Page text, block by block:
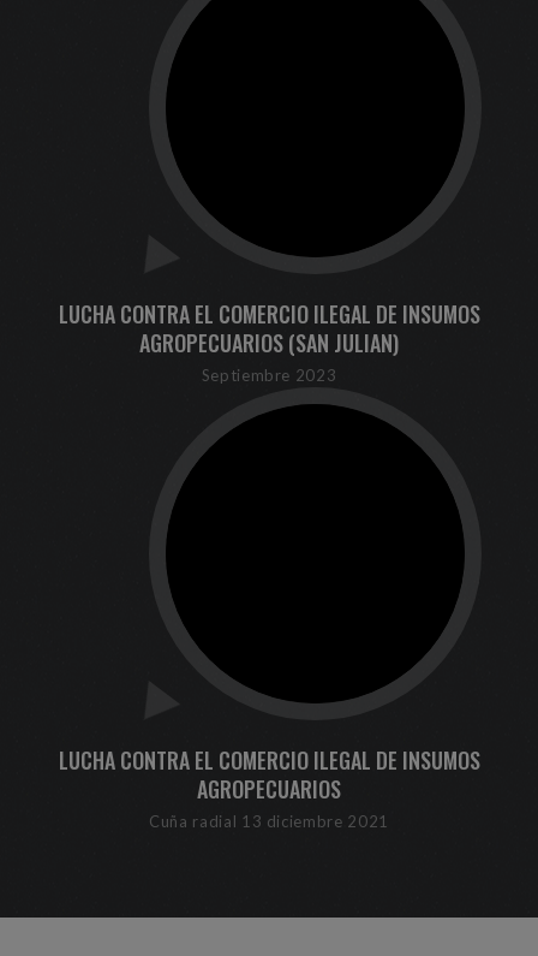
LUCHA CONTRA EL COMERCIO ILEGAL DE INSUMOS
AGROPECUARIOS (SAN JULIAN)
Septiembre 2023
LUCHA CONTRA EL COMERCIO ILEGAL DE INSUMOS
AGROPECUARIOS
Cuña radial 13 diciembre 2021